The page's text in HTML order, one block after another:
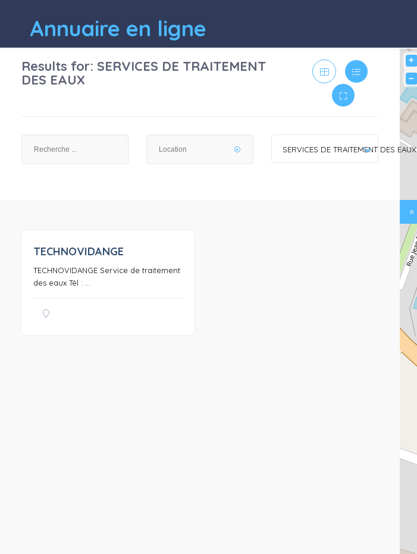
Annuaire en ligne
+
−
Results for: SERVICES DE TRAITEMENT
DES EAUX
SERVICES DE TRAITEMENT DES EAUX
TECHNOVIDANGE
TECHNOVIDANGE Service de traitement
des eaux Tél : ...